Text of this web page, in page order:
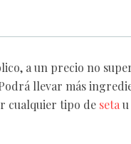
a un precio no
llevar más
cualquier tipo de seta